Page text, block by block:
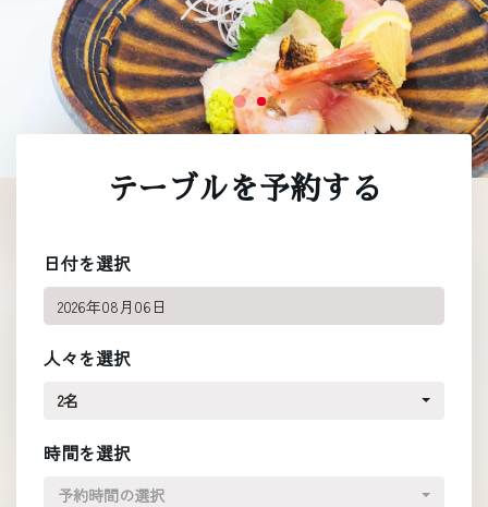
テーブルを予約する
日付を選択
人々を選択
2名
時間を選択
予約時間の選択